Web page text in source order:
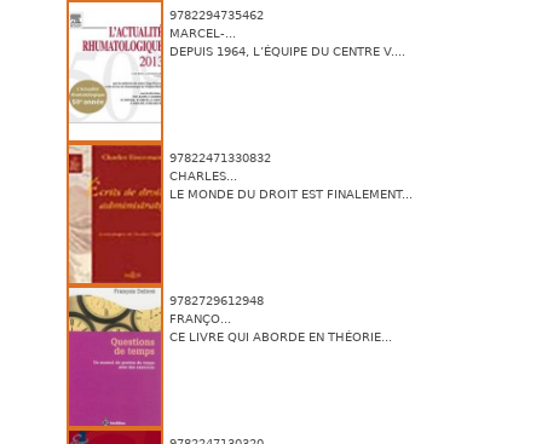
9782294735462
MARCEL-...
DEPUIS 1964, L’ÉQUIPE DU CENTRE V....
97822471330832
CHARLES...
LE MONDE DU DROIT EST FINALEMENT...
9782729612948
FRANÇO...
CE LIVRE QUI ABORDE EN THÉORIE...